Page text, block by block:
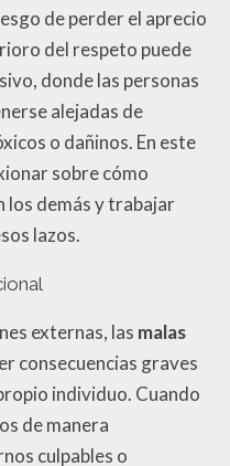
de perder el aprecio
del respeto puede
donde las personas
alejadas de
o dañinos. En este
sobre cómo
los demás y trabajar
lazos.
externas, las malas
consecuencias graves
individuo. Cuando
de manera
culpables o